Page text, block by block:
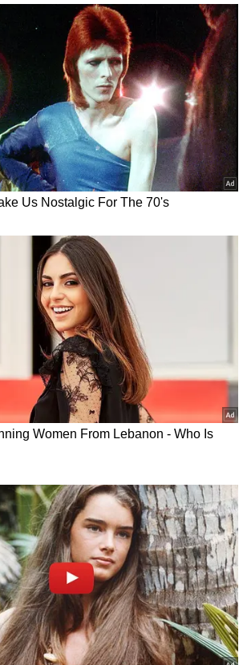
தேர்வாக்குங்கள்
வைக்காதீர்கள்
வீட்டில் பணத்தை ஒருபோதும்
வைக்காதீர்கள். நீங்கள்
இடம் வெளிச்சமாக
இருள் நிறைந்த
வைப்பது நல்லதல்ல.